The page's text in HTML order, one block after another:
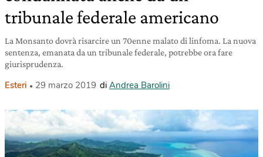
tribunale federale americano
La Monsanto dovrà risarcire un 70enne malato di linfoma. La nuova
sentenza, emanata da un tribunale federale, potrebbe ora fare
giurisprudenza.
Esteri 29 marzo 2019 di Andrea Barolini